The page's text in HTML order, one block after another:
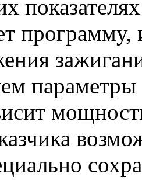
показателях